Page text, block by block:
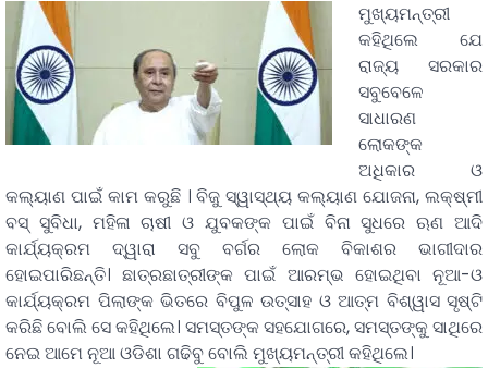
ମୁଖ୍ୟମନ୍ତ୍ରୀ
କହିଥିଲେ ଯେ
ରାଜ୍ୟ ସରକାର
ସବୁବେଳେ
ସାଧାରଣ
ଲୋକଙ୍କ
ଅଧିକାର ଓ
କଲ୍ୟାଣ ପାଇଁ କାମ କରୁଛି । ବିଜୁ ସ୍ୱାସ୍ଥ୍ୟ କଲ୍ୟାଣ ଯୋଜନା, ଲକ୍ଷ୍ମୀ
ବସ୍‌ ସୁବିଧା, ମହିଳା ଚାଷୀ ଓ ଯୁବକଙ୍କ ପାଇଁ ବିନା ସୁଧରେ ଋଣ ଆଦି
କାର୍ଯ୍ୟକ୍ରମ ଦ୍ୱାରା ସବୁ ବର୍ଗର ଲୋକ ବିକାଶର ଭାଗୀଦାର
ହୋଇପାରିଛନ୍ତି। ଛାତ୍ରଛାତ୍ରୀଙ୍କ ପାଇଁ ଆରମ୍ଭ ହୋଇଥିବା ନୂଆ-ଓ
କାର୍ଯ୍ୟକ୍ରମ ପିଲାଙ୍କ ଭିତରେ ବିପୁଳ ଉତ୍ସାହ ଓ ଆତ୍ମ ବିଶ୍ୱାସ ସୃଷ୍ଟି
କରିଛି ବୋଲି ସେ କହିଥିଲେ। ସମସ୍ତଙ୍କ ସହଯୋଗରେ, ସମସ୍ତଙ୍କୁ ସାଥିରେ
ନେଇ ଆମେ ନୂଆ ଓଡିଶା ଗଢିବୁ ବୋଲି ମୁଖ୍ୟମନ୍ତ୍ରୀ କହିଥିଲେ।